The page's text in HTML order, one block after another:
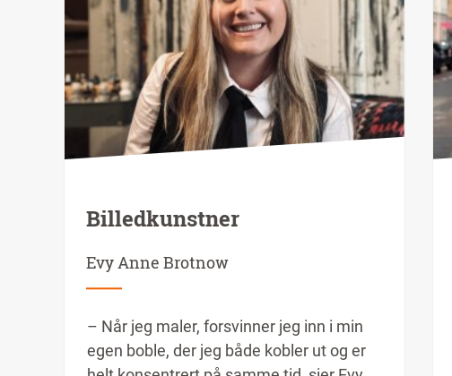
Billedkunstner
Evy Anne Brotnow
– Når jeg maler, forsvinner jeg inn i min
egen boble, der jeg både kobler ut og er